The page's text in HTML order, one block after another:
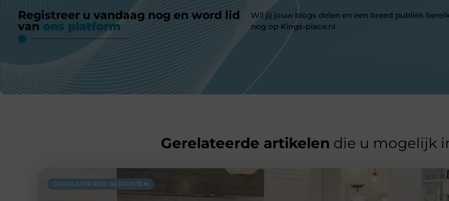
Registreer u vandaag nog en word lid
van ons platform
Wil jij jouw blogs delen en een breed publiek
nog op Kings-place.nl
Gerelateerde artikelen die u mogelijk
GERELATEERDE BERICHTEN